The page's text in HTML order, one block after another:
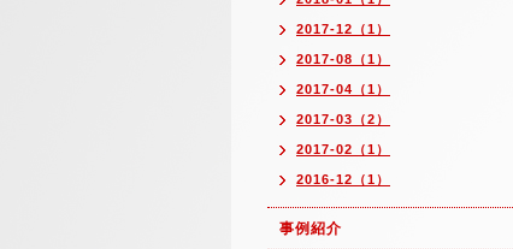
2017-12（1）
2017-08（1）
2017-04（1）
2017-03（2）
2017-02（1）
2016-12（1）
事例紹介